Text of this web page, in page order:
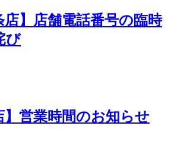
店】店舗電話番号の臨時
び
】営業時間のお知らせ